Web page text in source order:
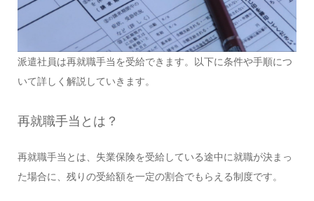
派遣社員は再就職手当を受給できます。以下に条件や手順につ
いて詳しく解説していきます。
再就職手当とは？
再就職手当とは、失業保険を受給している途中に就職が決まっ
た場合に、残りの受給額を一定の割合でもらえる制度です。